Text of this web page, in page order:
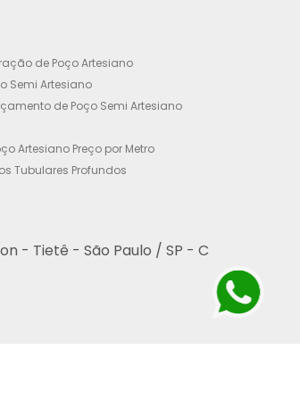
de Poço Artesiano
Semi Artesiano
de Poço Semi Artesiano
Artesiano Preço por Metro
Tubulares Profundos
Poço Artesiano
Artesiano
- Tietê - São Paulo / SP - C